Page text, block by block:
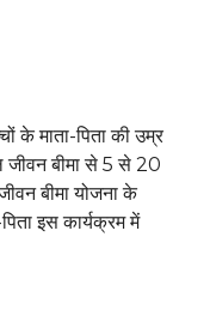
के माता-पिता की उम्र
जीवन बीमा से 5 से 20
बीमा योजना के
इस कार्यक्रम में